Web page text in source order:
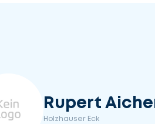
Rupert
Holzhauser Eck